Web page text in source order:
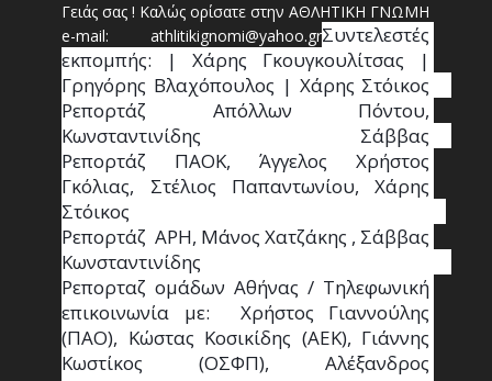
Γειάς σας ! Καλώς ορίσατε στην ΑΘΛΗΤΙΚΗ ΓΝΩΜΗ
e-mail: athlitikignomi@yahoo.grΣυντελεστές
εκπομπής: | Χάρης Γκουγκουλίτσας |
Γρηγόρης Βλαχόπουλος | Χάρης Στόικος
Ρεπορτάζ Απόλλων Πόντου,
Κωνσταντινίδης   Σάββας
Ρεπορτάζ ΠΑΟΚ, Άγγελος Χρήστος
Γκόλιας, Στέλιος Παπαντωνίου, Χάρης
Στόικος
Ρεπορτάζ  ΑΡΗ, Μάνος Χατζάκης , Σάββας
Κωνσταντινίδης
Ρεπορταζ ομάδων Αθήνας / Τηλεφωνική
επικοινωνία με:  Χρήστος Γιαννούλης
(ΠΑΟ), Κώστας Κοσικίδης (ΑΕΚ), Γιάννης
Κωστίκος (ΟΣΦΠ), Αλέξανδρος